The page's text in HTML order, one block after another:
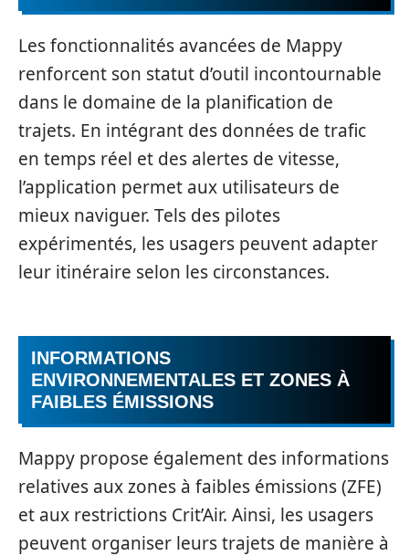
Les fonctionnalités avancées de Mappy
renforcent son statut d’outil incontournable
dans le domaine de la planification de
trajets. En intégrant des données de trafic
en temps réel et des alertes de vitesse,
l’application permet aux utilisateurs de
mieux naviguer. Tels des pilotes
expérimentés, les usagers peuvent adapter
leur itinéraire selon les circonstances.
INFORMATIONS
ENVIRONNEMENTALES ET ZONES À
FAIBLES ÉMISSIONS
Mappy propose également des informations
relatives aux zones à faibles émissions (ZFE)
et aux restrictions Crit’Air. Ainsi, les usagers
peuvent organiser leurs trajets de manière à